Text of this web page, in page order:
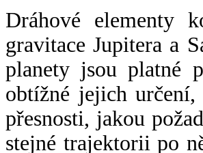
Dráhové elementy
gravitace Jupitera a
planety jsou platné
obtížné jejich
přesnosti, jakou
stejné trajektorii po